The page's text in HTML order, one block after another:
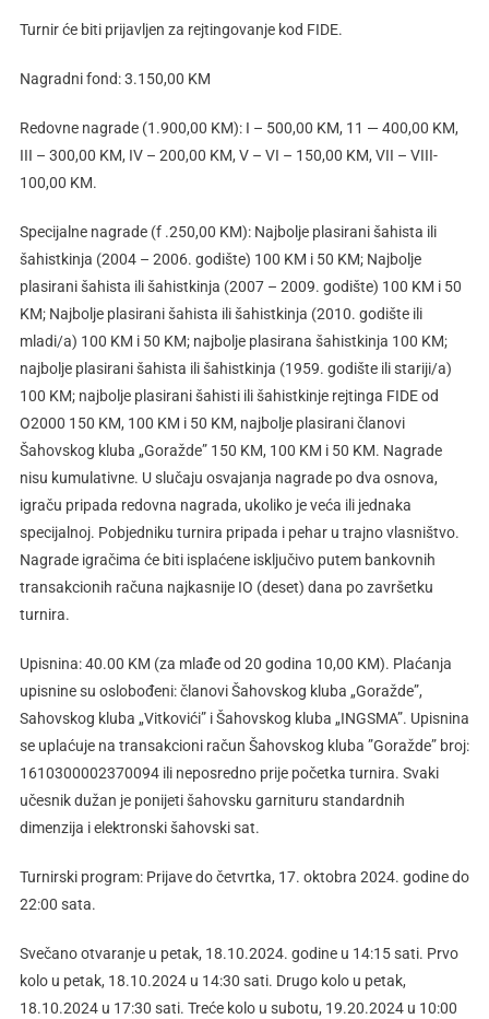
Turnir će biti prijavljen za rejtingovanje kod FIDE.
Nagradni fond: 3.150,00 KM
Redovne nagrade (1.900,00 KM): I – 500,00 KM, 11 — 400,00 KM,
III – 300,00 KM, IV – 200,00 KM, V – VI – 150,00 KM, VII – VIII-
100,00 KM.
Specijalne nagrade (f .250,00 KM): Najbolje plasirani šahista ili
šahistkinja (2004 – 2006. godište) 100 KM i 50 KM; Najbolje
plasirani šahista ili šahistkinja (2007 – 2009. godište) 100 KM i 50
KM; Najbolje plasirani šahista ili šahistkinja (2010. godište ili
mladi/a) 100 KM i 50 KM; najbolje plasirana šahistkinja 100 KM;
najbolje plasirani šahista ili šahistkinja (1959. godište ili stariji/a)
100 KM; najbolje plasirani šahisti ili šahistkinje rejtinga FIDE od
O2000 150 KM, 100 KM i 50 KM, najbolje plasirani članovi
Šahovskog kluba „Goražde” 150 KM, 100 KM i 50 KM. Nagrade
nisu kumulativne. U slučaju osvajanja nagrade po dva osnova,
igraču pripada redovna nagrada, ukoliko je veća ili jednaka
specijalnoj. Pobjedniku turnira pripada i pehar u trajno vlasništvo.
Nagrade igračima će biti isplaćene isključivo putem bankovnih
transakcionih računa najkasnije IO (deset) dana po završetku
turnira.
Upisnina: 40.00 KM (za mlađe od 20 godina 10,00 KM). Plaćanja
upisnine su oslobođeni: članovi Šahovskog kluba „Goražde”,
Sahovskog kluba „Vitkovići” i Šahovskog kluba „INGSMA”. Upisnina
se uplaćuje na transakcioni račun Šahovskog kluba ”Goražde” broj:
1610300002370094 ili neposredno prije početka turnira. Svaki
učesnik dužan je ponijeti šahovsku garnituru standardnih
dimenzija i elektronski šahovski sat.
Turnirski program: Prijave do četvrtka, 17. oktobra 2024. godine do
22:00 sata.
Svečano otvaranje u petak, 18.10.2024. godine u 14:15 sati. Prvo
kolo u petak, 18.10.2024 u 14:30 sati. Drugo kolo u petak,
18.10.2024 u 17:30 sati. Treće kolo u subotu, 19.20.2024 u 10:00